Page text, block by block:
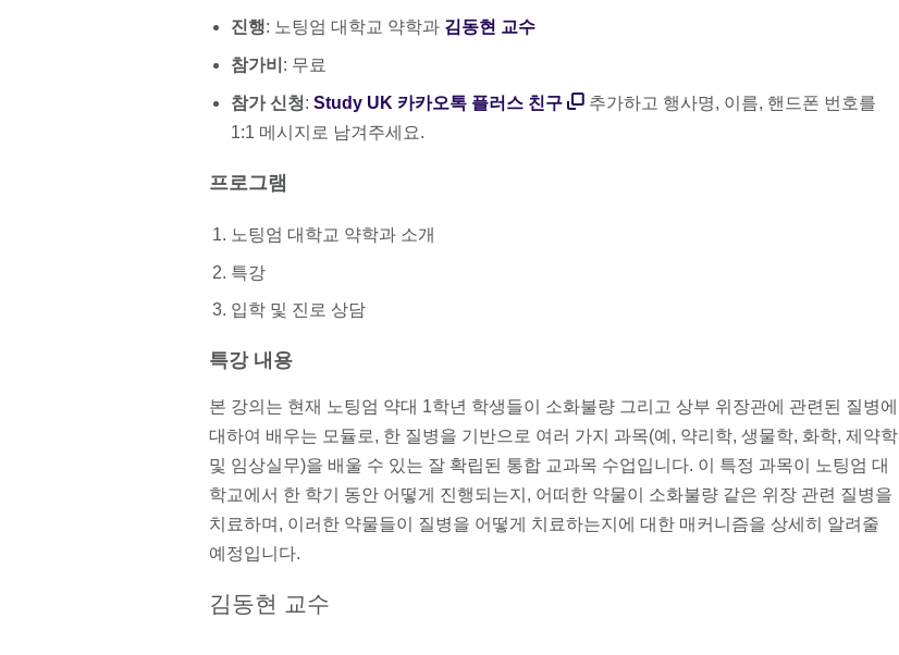
진행: 노팅엄 대학교 약학과 김동현 교수
참가비 : 무료
참가 신청: Study UK 카카오톡 플러스 친구
추가하고 행사명, 이름, 핸드폰 번호를
1:1 메시지로 남겨주세요.
프로그램
노팅엄 대학교 약학과 소개
특강
입학 및 진로 상담
특강 내용
본 강의는 현재 노팅엄 약대 1학년 학생들이 소화불량 그리고 상부 위장관에 관련된 질병에
대하여 배우는 모듈로, 한 질병을 기반으로 여러 가지 과목(예, 약리학, 생물학, 화학, 제약학
및 임상실무)을 배울 수 있는 잘 확립된 통합 교과목 수업입니다. 이 특정 과목이 노팅엄 대
학교에서 한 학기 동안 어떻게 진행되는지, 어떠한 약물이 소화불량 같은 위장 관련 질병을
치료하며, 이러한 약물들이 질병을 어떻게 치료하는지에 대한 매커니즘을 상세히 알려줄
예정입니다.
김동현 교수